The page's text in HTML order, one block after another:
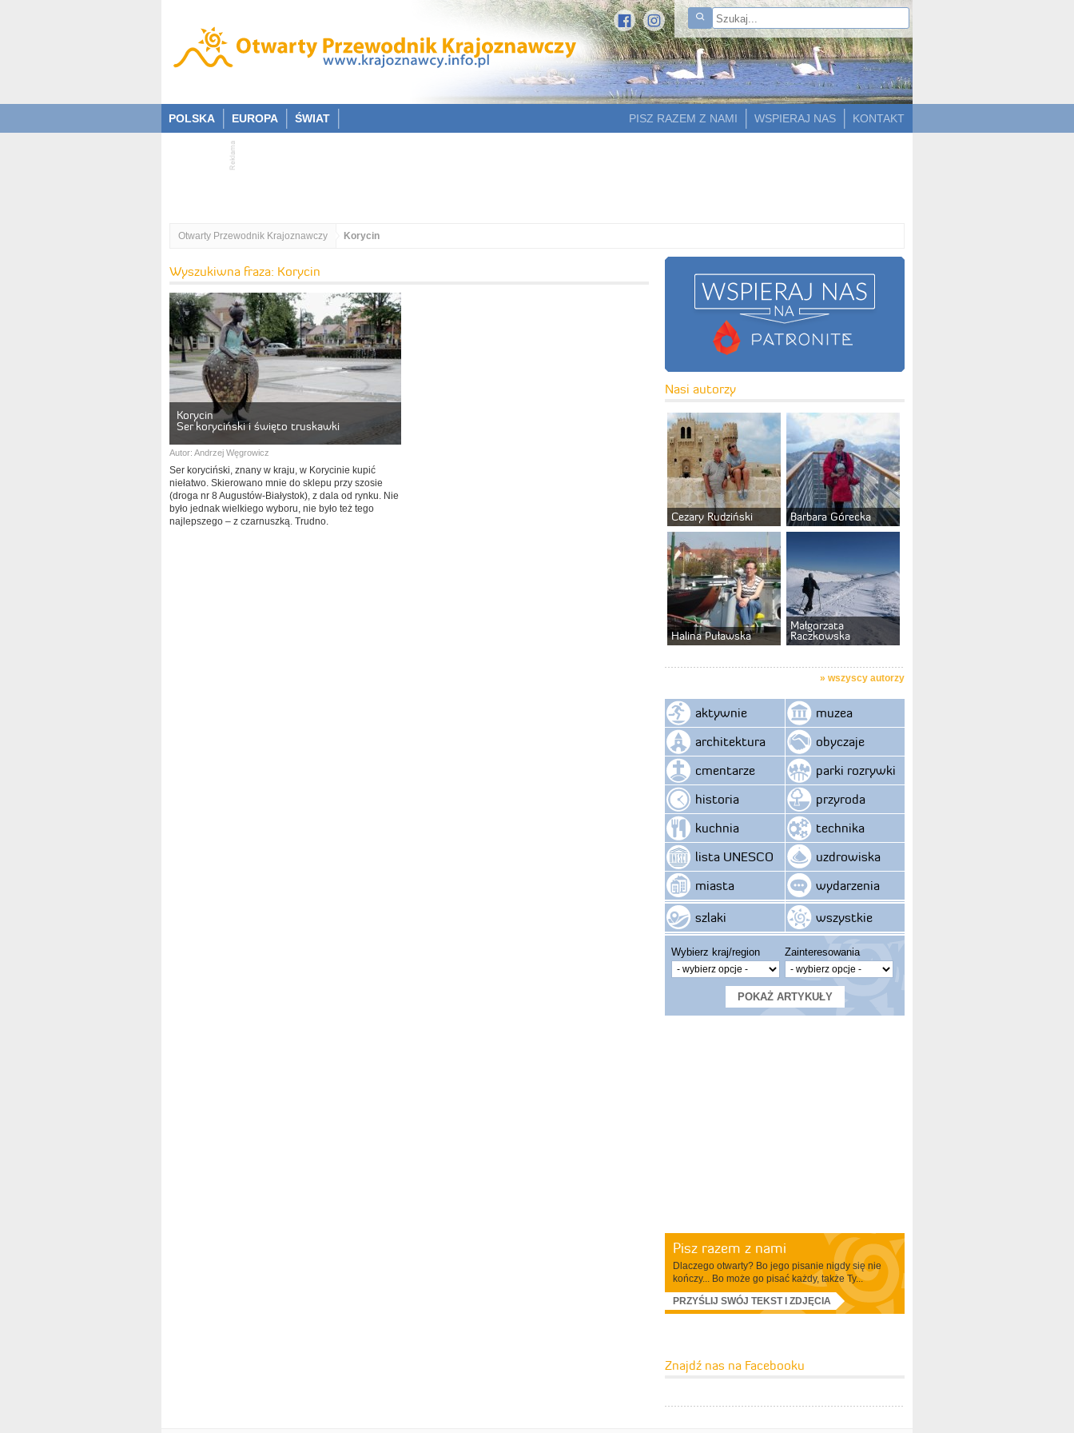
POLSKA EUROPA ŚWIAT KONTAKT
WSPIERAJ NAS
PISZ RAZEM Z NAMI
Otwarty Przewodnik Krajoznawczy Korycin
Wyszukiwna fraza: Korycin
Korycin
Ser koryciński i święto truskawki
Autor: Andrzej Węgrowicz
Ser koryciński, znany w kraju, w Korycinie kupić
niełatwo. Skierowano mnie do sklepu przy szosie
(droga nr 8 Augustów-Białystok), z dala od rynku. Nie
było jednak wielkiego wyboru, nie było też tego
najlepszego – z czarnuszką. Trudno.
Nasi autorzy
Cezary Rudziński Barbara Górecka
Halina Puławska
Małgorzata
Raczkowska
» wszyscy autorzy
aktywnie
architektura
cmentarze
historia
kuchnia
lista UNESCO
miasta
szlaki
muzea
obyczaje
parki rozrywki
przyroda
technika
uzdrowiska
wydarzenia
wszystkie
Wybierz kraj/region Zainteresowania
Pisz razem z nami
Dlaczego otwarty? Bo jego pisanie nigdy się nie
kończy... Bo może go pisać każdy, także Ty...
PRZYŚLIJ SWÓJ TEKST I ZDJĘCIA
Znajdź nas na Facebooku